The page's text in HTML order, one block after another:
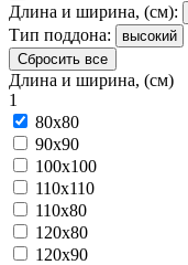
Длина и ширина, (см):
Тип поддона:
высокий
Сбросить все
Длина и ширина, (см)
1
80x80
90x90
100x100
110x110
110x80
120x80
120x90